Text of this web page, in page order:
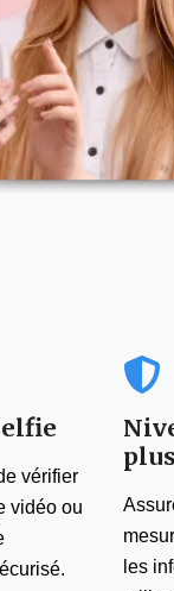
vérifier
vidéo ou
les